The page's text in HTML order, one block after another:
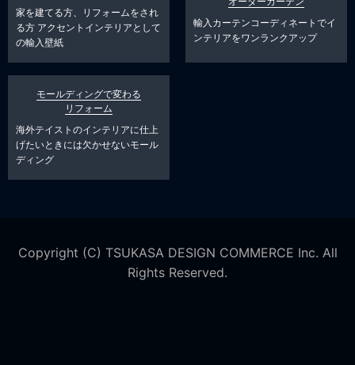
家を建てる方、リフォームをされ
る方 アクセントインテリアとして
の輸入壁紙
輸入カーテンコーディネートでイ
ンテリアをワンランクアップ
モールディングで変わる
リフォーム
海外テイストのインテリアに仕上
げたいときには欠かせないモール
ディング
Copyright (C) TSUKASA DESIGN COMMERCE Inc. All
Rights Reserved.